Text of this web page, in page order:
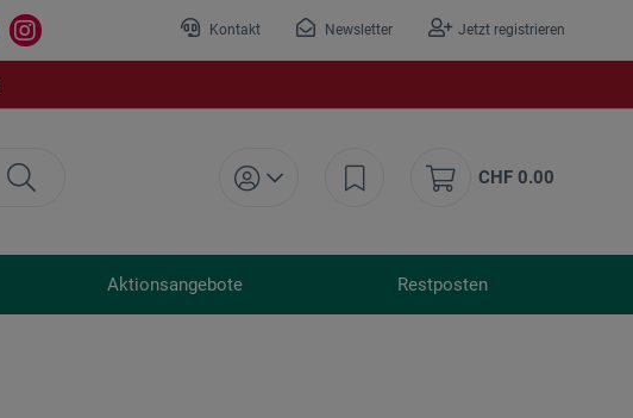
Kontakt Newsletter Jetzt registrieren
CHF 0.00
Aktionsangebote Restposten